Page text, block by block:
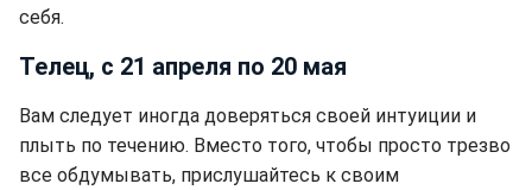
себя.
Телец, с 21 апреля по 20 мая
Вам следует иногда доверяться своей интуиции и
плыть по течению. Вместо того, чтобы просто трезво
все обдумывать, прислушайтесь к своим